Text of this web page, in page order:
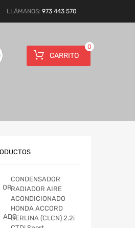
LLÁMANOS: 973 443 570
CARRITO
0
CONDENSADOR
RADIADOR AIRE
ACONDICIONADO
HONDA ACCORD
BERLINA (CLCN) 2.2i